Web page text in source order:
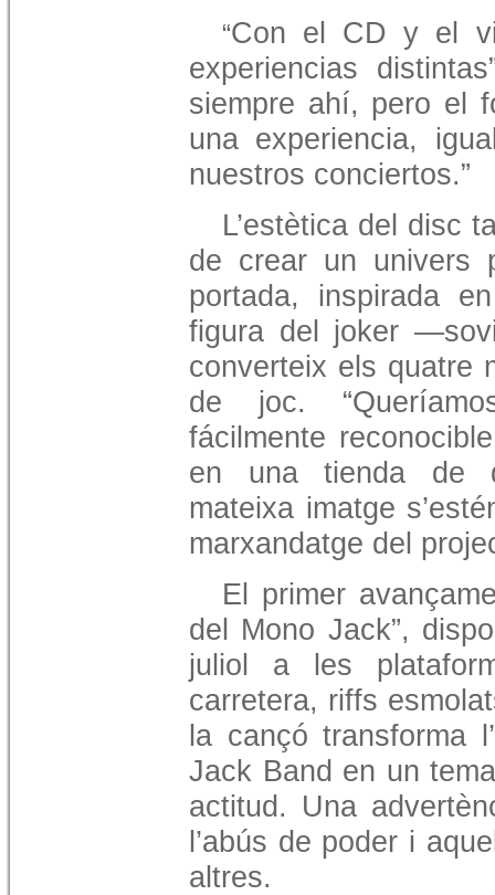
“Con el CD y el
experiencias
siempre ahí, pero el
una experiencia,
nuestros conciertos.”
L’estètica del disc
de crear un univers
portada, inspirada
figura del joker
converteix els quatre
de joc.
fácilmente
en una tienda de
mateixa imatge
marxandatge del
El primer
del Mono Jack”,
juliol a les
carretera, riffs
la cançó transforma
Jack Band en un
actitud. Una
l’abús de poder i
altres.